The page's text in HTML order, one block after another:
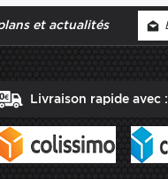
et actualités
Livraison rapide avec :